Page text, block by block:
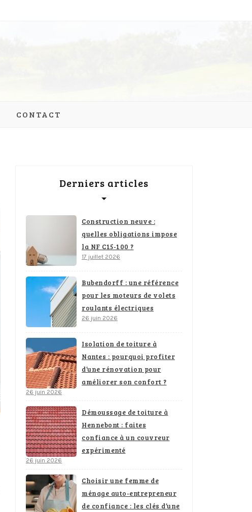
CONTACT
Derniers articles
Construction neuve :
quelles obligations impose
la NF C15-100 ?
17 juillet 2026
Bubendorff : une référence
pour les moteurs de volets
roulants électriques
26 juin 2026
Isolation de toiture à
Nantes : pourquoi profiter
d’une rénovation pour
améliorer son confort ?
26 juin 2026
Démoussage de toiture à
Hennebont : faites
confiance à un couvreur
expérimenté
26 juin 2026
Choisir une femme de
ménage auto-entrepreneur
de confiance : les clés d’une